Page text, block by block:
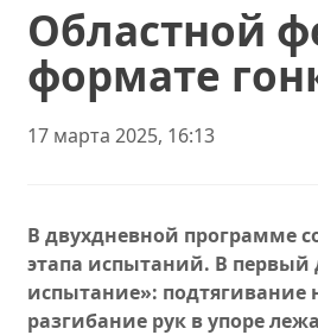
Областной
формате
17 марта 2025, 16:13
В двухдневной программе
этапа испытаний. В первый
испытание»: подтягивание
разгибание рук в упоре